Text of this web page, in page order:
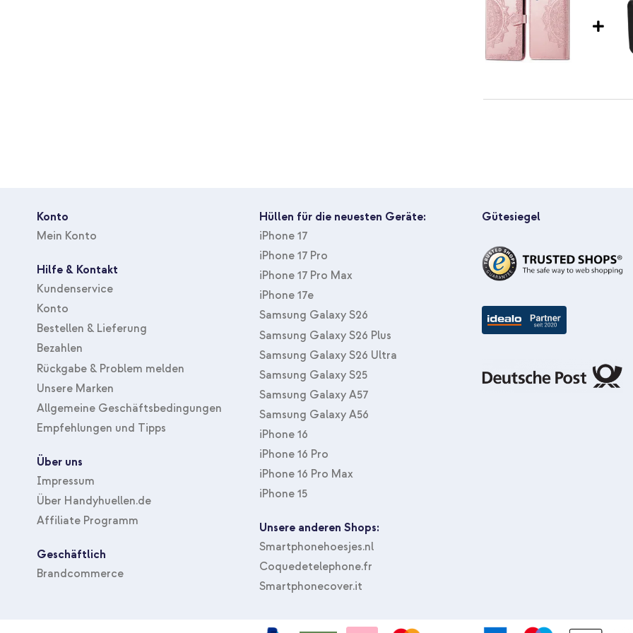
Mit Displayschutz
Zubehörart
Schutz
Vollständiger Schutz
imoshion Mandala Klapphülle
Screenprotektor Schwarz
imoshion Mandala Klapphülle
Kabel in Fabrikverpackung -
Konto
Mein Konto
Hilfe & Kontakt
Kundenservice
Konto
Bestellen & Lieferung
Bezahlen
Rückgabe & Problem melden
Unsere Marken
Allgemeine Geschäftsbedingungen
Empfehlungen und Tipps
Über uns
Impressum
Über Handyhuellen.de
Affiliate Programm
Geschäftlich
Brandcommerce
Hüllen für die neuesten Geräte:
iPhone 17
iPhone 17 Pro
iPhone 17 Pro Max
iPhone 17e
Samsung Galaxy S26
Samsung Galaxy S26 Plus
Samsung Galaxy S26 Ultra
Samsung Galaxy S25
Samsung Galaxy A57
Samsung Galaxy A56
iPhone 16
iPhone 16 Pro
iPhone 16 Pro Max
iPhone 15
Unsere anderen Shops:
Smartphonehoesjes.nl
Coquedetelephone.fr
Smartphonecover.it
Gütesiegel